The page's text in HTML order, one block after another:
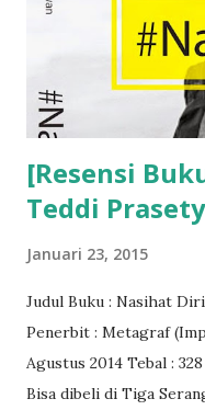
[Resensi
Teddi
Januari 23, 2015
Judul Buku : Nasihat
Penerbit : Metagraf
Agustus 2014 Tebal :
Bisa dibeli di Tiga